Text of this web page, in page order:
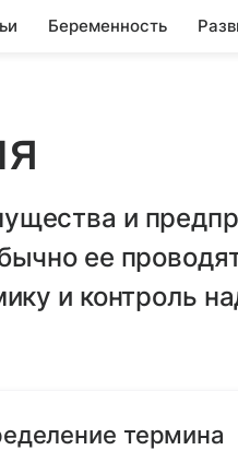
Беременность
и
ее
и контроль
термина